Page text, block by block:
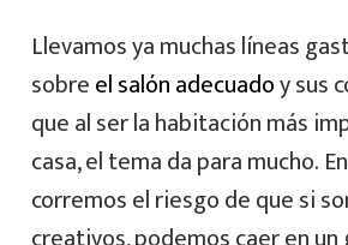
Llevamos ya muchas líneas
sobreel salón adecuadoy sus
que al ser la habitación más
casa, el tema da para mucho.
corremos el riesgo de que si